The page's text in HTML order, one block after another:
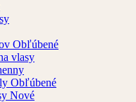
vlasy